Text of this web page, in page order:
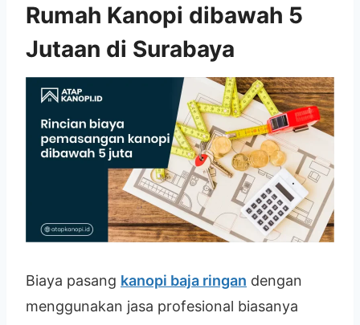
Rumah Kanopi dibawah 5
Jutaan di Surabaya
Biaya pasang kanopi baja ringan dengan
menggunakan jasa profesional biasanya